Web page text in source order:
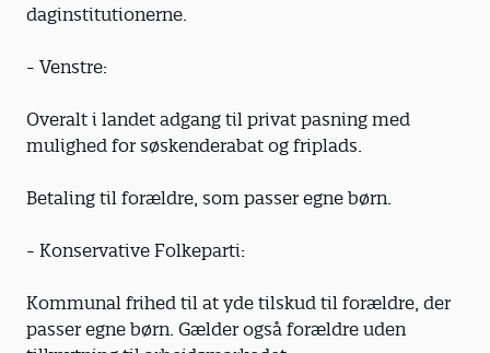
daginstitutionerne.
- Venstre:
Overalt i landet adgang til privat pasning med
mulighed for søskenderabat og friplads.
Betaling til forældre, som passer egne børn.
- Konservative Folkeparti:
Kommunal frihed til at yde tilskud til forældre, der
passer egne børn. Gælder også forældre uden